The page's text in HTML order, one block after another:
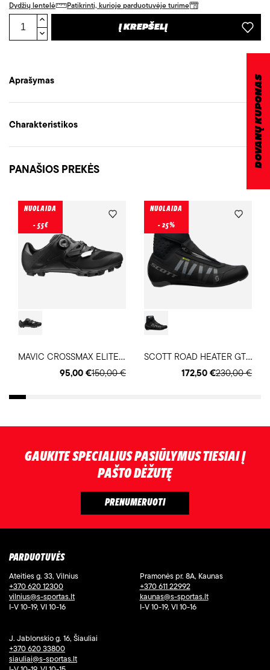
Dydžių lentelė Patikrinti, kurioje parduotuvėje turime
Į KREPŠELĮ
Aprašymas
Charakteristikos
PANAŠIOS PREKĖS
M
AVIC CROSSMAX ELITE dviratininko batai
150,00 €
95,00 €
NUOLAIDA
- 55€
S
COTT ROAD HEATER GTX vyriški dviratininko batai
230,00 €
172,50 €
NUOLAIDA
- 25%
GAUKITE SPECIALIUS PASIŪLYMUS TIESIAI Į
PAŠTO DĖŽUTĘ
DOVANŲ KUPONAS
PARDUOTUVĖS
Ateities g. 33, Vilnius
+370 620 12300
vilnius@s-sportas.lt
I-V 10-19, VI 10-16
Pramonės pr. 8A, Kaunas
+370 611 22992
kaunas@s-sportas.lt
I-V 10-19, VI 10-16
J. Jablonskio g. 16, Šiauliai
+370 620 33800
siauliai@s-sportas.lt